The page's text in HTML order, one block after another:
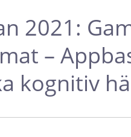
2021:
–
kognitiv